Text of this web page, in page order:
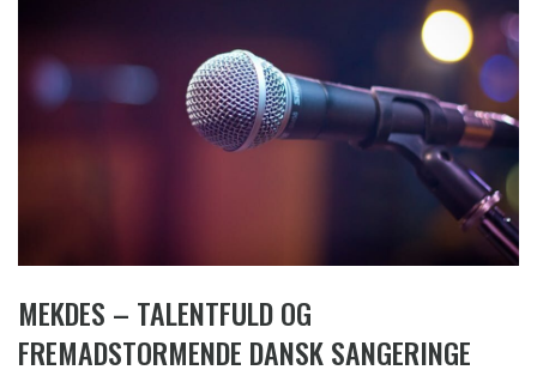
MEKDES – TALENTFULD OG
FREMADSTORMENDE DANSK SANGERINGE